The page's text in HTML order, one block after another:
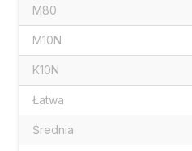
M80
M10N
K10N
Łatwa
Średnia